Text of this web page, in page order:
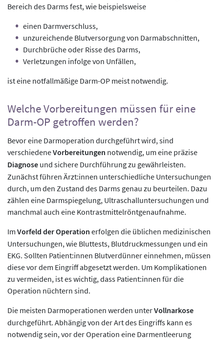
Bereich des Darms fest, wie beispielsweise
einen Darmverschluss,
unzureichende Blutversorgung von Darmabschnitten,
Durchbrüche oder Risse des Darms,
Verletzungen infolge von Unfällen,
ist eine notfallmäßige Darm-OP meist notwendig.
Welche Vorbereitungen müssen für eine
Darm-OP getroffen werden?
Bevor eine Darmoperation durchgeführt wird, sind
verschiedeneVorbereitungen notwendig, um eine präzise
Diagnose und sichere Durchführung zu gewährleisten.
Zunächst führen Ärzt:innen unterschiedliche Untersuchungen
durch, um den Zustand des Darms genau zu beurteilen. Dazu
zählen eine Darmspiegelung, Ultraschalluntersuchungen und
manchmal auch eine Kontrastmittelröntgenaufnahme.
Im Vorfeld der Operation erfolgen die üblichen medizinischen
Untersuchungen, wie Bluttests, Blutdruckmessungen und ein
EKG. Sollten Patient:innen Blutverdünner einnehmen, müssen
diese vor dem Eingriff abgesetzt werden. Um Komplikationen
zu vermeiden, ist es wichtig, dass Patient:innen für die
Operation nüchtern sind.
Die meisten Darmoperationen werden unterVollnarkose
durchgeführt. Abhängig von der Art des Eingriffs kann es
notwendig sein, vor der Operation eine Darmentleerung